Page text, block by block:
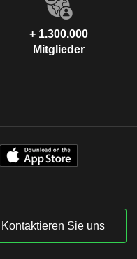
+ 1.300.000
Mitglieder
Kontaktieren Sie uns